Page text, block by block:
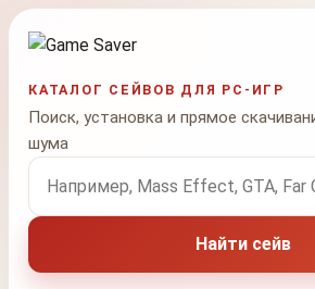
КАТАЛОГ СЕЙВОВ ДЛЯ PC-ИГР
Поиск, установка и прямое
шума
Поиск по названию игры
Найти сейв